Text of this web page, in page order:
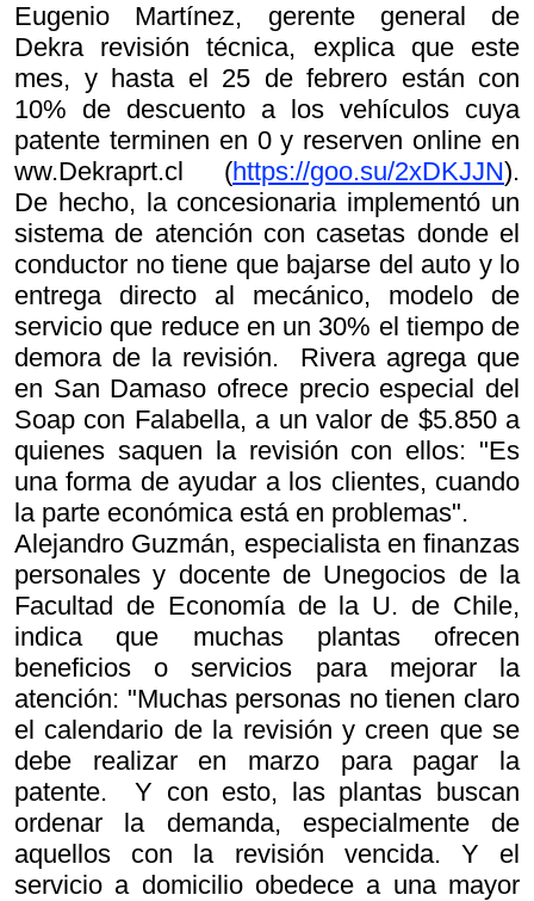
Eugenio Martínez, gerente general de
Dekra revisión técnica, explica que este
mes, y hasta el 25 de febrero están con
10% de descuento a los vehículos cuya
patente terminen en 0 y reserven online en
ww.Dekraprt.cl (https://goo.su/2xDKJJN).
De hecho, la concesionaria implementó un
sistema de atención con casetas donde el
conductor no tiene que bajarse del auto y lo
entrega directo al mecánico, modelo de
servicio que reduce en un 30% el tiempo de
demora de la revisión. Rivera agrega que
en San Damaso ofrece precio especial del
Soap con Falabella, a un valor de $5.850 a
quienes saquen la revisión con ellos: "Es
una forma de ayudar a los clientes, cuando
la parte económica está en problemas".
Alejandro Guzmán, especialista en finanzas
personales y docente de Unegocios de la
Facultad de Economía de la U. de Chile,
indica que muchas plantas ofrecen
beneficios o servicios para mejorar la
atención: "Muchas personas no tienen claro
el calendario de la revisión y creen que se
debe realizar en marzo para pagar la
patente. Y con esto, las plantas buscan
ordenar la demanda, especialmente de
aquellos con la revisión vencida. Y el
servicio a domicilio obedece a una mayor